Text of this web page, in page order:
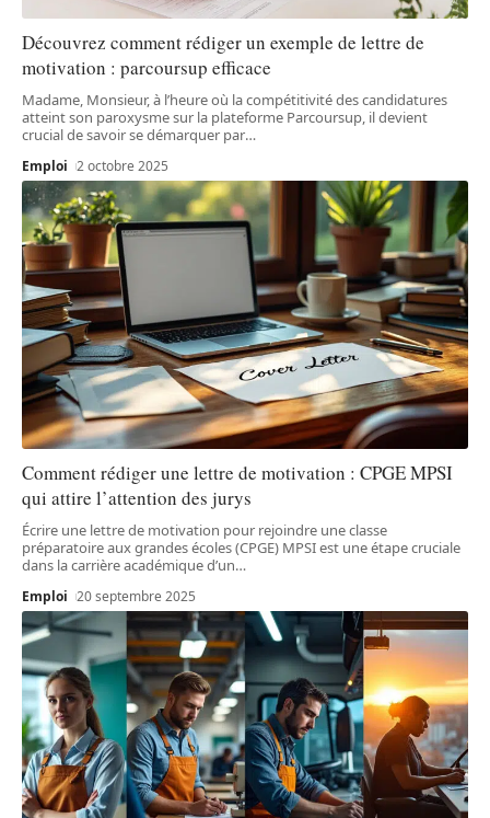
Découvrez comment rédiger un exemple de lettre de
motivation : parcoursup efficace
Madame, Monsieur, à l’heure où la compétitivité des candidatures
atteint son paroxysme sur la plateforme Parcoursup, il devient
crucial de savoir se démarquer par…
Emploi 2 octobre 2025
Comment rédiger une lettre de motivation : CPGE MPSI
qui attire l’attention des jurys
Écrire une lettre de motivation pour rejoindre une classe
préparatoire aux grandes écoles (CPGE) MPSI est une étape cruciale
dans la carrière académique d’un…
Emploi 20 septembre 2025